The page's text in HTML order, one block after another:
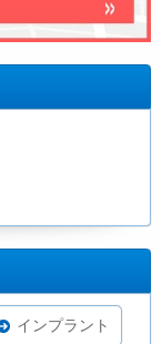
インプラント